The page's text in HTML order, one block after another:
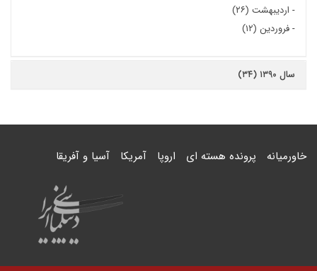
- اردیبهشت (۲۶)
-فروردین (۱۲)
سال ۱۳۹۰ (۳۴)
خاورمیانه پرونده هسته ای اروپا آمریکا آسیا و آفریقا